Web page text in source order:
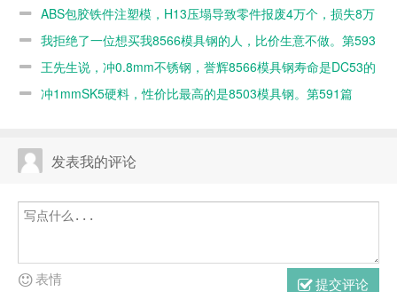
几百个就毛了。第595篇
ABS包胶铁件注塑模，H13压塌导致零件报废4万个，损失8万
元。第594篇
我拒绝了一位想买我8566模具钢的人，比价生意不做。第593
篇
王先生说，冲0.8mm不锈钢，誉辉8566模具钢寿命是DC53的
10倍。第592篇
冲1mmSK5硬料，性价比最高的是8503模具钢。第591篇
发表我的评论
提交评论
表情